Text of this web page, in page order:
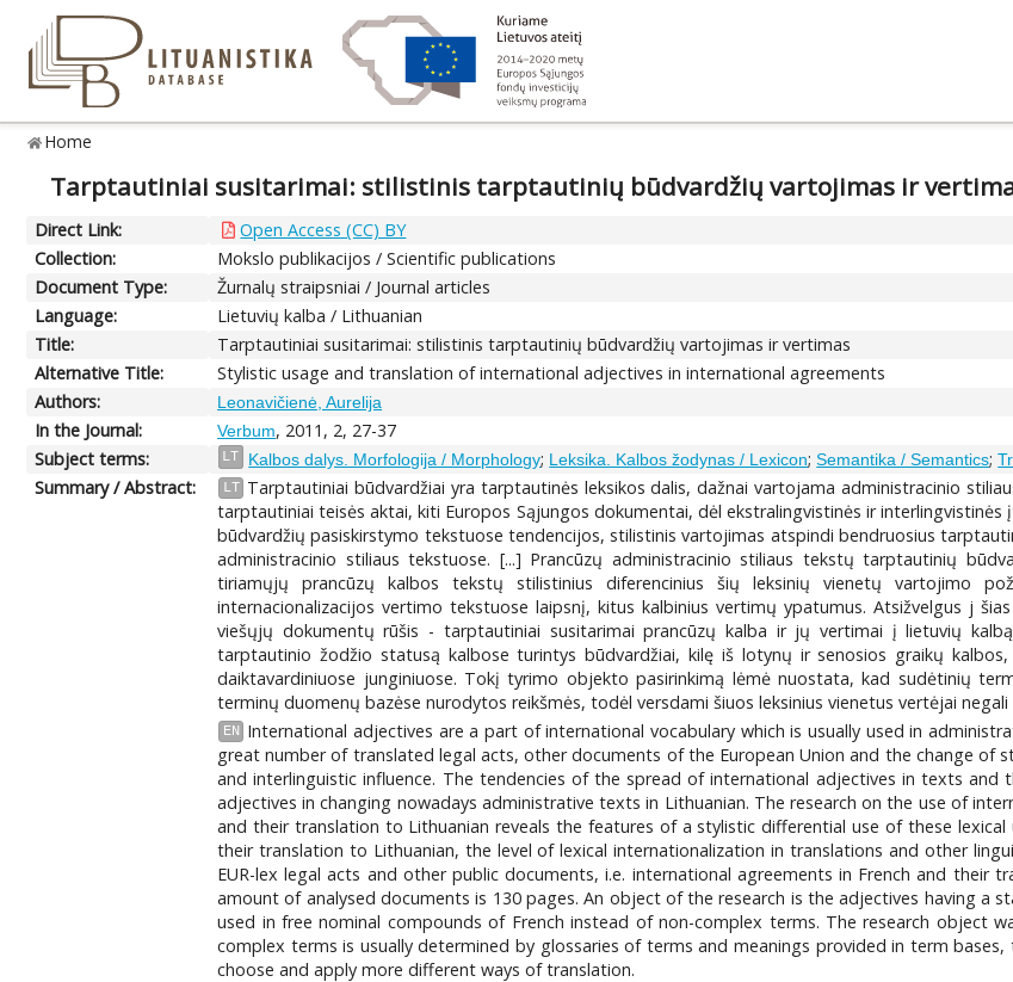
Home
Tarptautiniai susitarimai: stilistinis tarptautinių būdvardžių vartojimas ir
Direct Link:
Open Access (CC) BY
Collection:
Mokslo publikacijos / Scientific publications
Document Type:
Žurnalų straipsniai / Journal articles
Language:
Lietuvių kalba / Lithuanian
Title:
Tarptautiniai susitarimai: stilistinis tarptautinių būdvardžių vartojimas ir vertimas
Alternative Title:
Stylistic usage and translation of international adjectives in international agreements
Authors:
Leonavičienė, Aurelija
In the Journal: Verbum, 2011, 2, 27-37
Subject terms:
LT Kalbos dalys. Morfologija / Morphology; Leksika. Kalbos žodynas / Lexicon;Semantika / Semantics;
Summary / Abstract: LT Tarptautiniai būdvardžiai yra tarptautinės leksikos dalis, dažnai vartojama administracinio
tarptautiniai teisės aktai, kiti Europos Sąjungos dokumentai, dėl ekstralingvistinės ir
būdvardžių pasiskirstymo tekstuose tendencijos, stilistinis vartojimas atspindi bendruosius
administracinio stiliaus tekstuose. [...] Prancūzų administracinio stiliaus tekstų tarptautinių
tiriamųjų prancūzų kalbos tekstų stilistinius diferencinius šių leksinių vienetų vartojimo
internacionalizacijos vertimo tekstuose laipsnį, kitus kalbinius vertimų ypatumus. Atsižvelgus j
viešųjų dokumentų rūšis - tarptautiniai susitarimai prancūzų kalba ir jų vertimai į lietuvių
tarptautinio žodžio statusą kalbose turintys būdvardžiai, kilę iš lotynų ir senosios graikų
daiktavardiniuose junginiuose. Tokį tyrimo objekto pasirinkimą lėmė nuostata, kad sudėtinių
terminų duomenų bazėse nurodytos reikšmės, todėl versdami šiuos leksinius vienetus vertėjai
EN
International adjectives are a part of international vocabulary which is usually used in
great number of translated legal acts, other documents of the European Union and the change
and interlinguistic influence. The tendencies of the spread of international adjectives in texts
adjectives in changing nowadays administrative texts in Lithuanian. The research on the use of
and their translation to Lithuanian reveals the features of a stylistic differential use of these
their translation to Lithuanian, the level of lexical internationalization in translations and other
EUR-lex legal acts and other public documents, i.e. international agreements in French and their
amount of analysed documents is 130 pages. An object of the research is the adjectives having a
used in free nominal compounds of French instead of non-complex terms. The research object
complex terms is usually determined by glossaries of terms and meanings provided in term
choose and apply more different ways of translation.